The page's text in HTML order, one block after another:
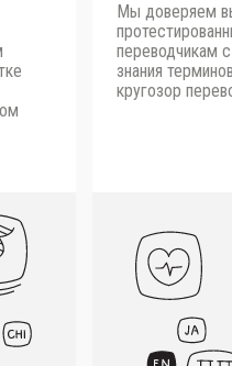
Мы доверяем
переводчикам
знания
кругозор